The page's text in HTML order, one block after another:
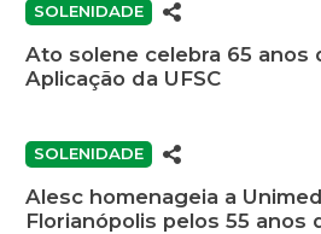
SOLENIDADE
Ato solene celebra 65 anos
Aplicação da UFSC
SOLENIDADE
Alesc homenageia a
Florianópolis pelos 55 anos